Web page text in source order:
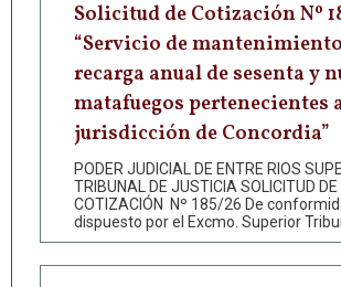
Solicitud de Cotización Nº
“Servicio de
recarga anual de sesenta y
matafuegos pertenecientes
jurisdicción de Concordia”
PODER JUDICIAL DE ENTRE RIOS
TRIBUNAL DE JUSTICIA SOLICITUD DE
COTIZACIÓN Nº 185/26 De
dispuesto por el Excmo. Superior